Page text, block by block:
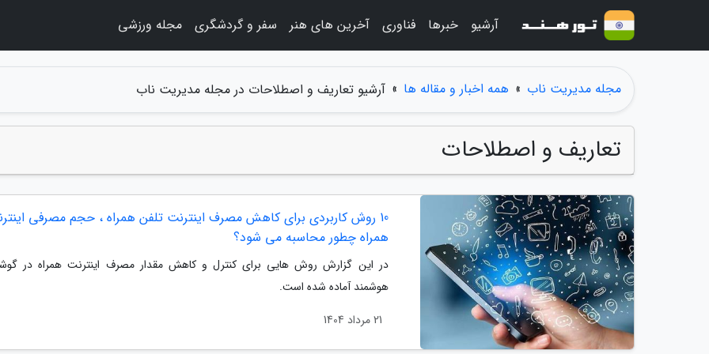
مجله مدیریت ناب » همه اخبار و مقاله ها » آرشیو تعاریف و اصطلاحات در مجله مدیریت ناب
تعاریف و اصطلاحات
10 روش کاربردی برای کاهش مصرف اینترنت تلفن همراه ، حجم مصرفی
همراه چطور محاسبه می شود؟
در این گزارش روش هایی برای کنترل و کاهش مقدار مصرف اینترنت همراه در
هوشمند آماده شده است.
21 مرداد 1404
آرشیو خبرها فناوری آخرین های هنر سفر و گردشگری مجله ورزشی